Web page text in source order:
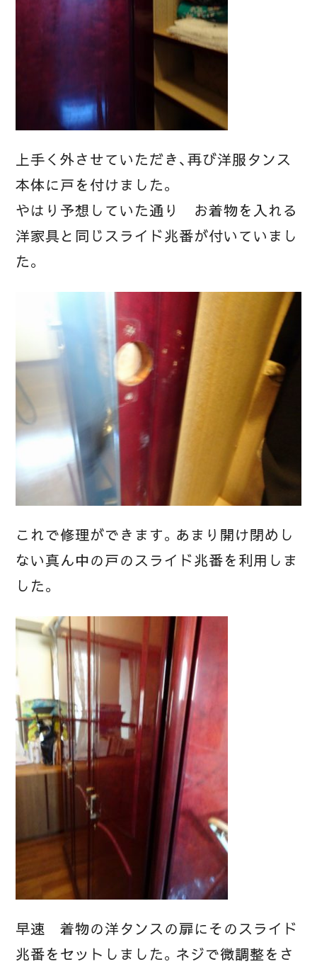
上手く外させていただき、再び洋服タンス
本体に戸を付けました。
やはり予想していた通り お着物を入れる
洋家具と同じスライド兆番が付いていまし
た。
これで修理ができます。あまり開け閉めし
ない真ん中の戸のスライド兆番を利用しま
した。
早速 着物の洋タンスの扉にそのスライド
兆番をセットしました。ネジで微調整をさ